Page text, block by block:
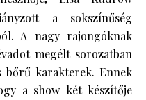
a sokszínűség
A nagy rajongóknak
megélt sorozatban
bőrű karakterek. Ennek
a show két készítője